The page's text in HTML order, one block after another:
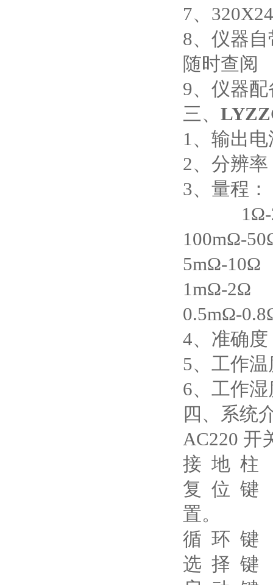
7、
8、仪器
随时查阅
9、仪器
三、
1、输出
2、分辨
3、量程
1Ω-
100mΩ-
5mΩ-
1mΩ-2Ω
0.5mΩ-
4、准确
5、工作
6、工作
四、系统
AC220 开
接 地 柱
复 位 键
置。
循 环 键
选 择 键